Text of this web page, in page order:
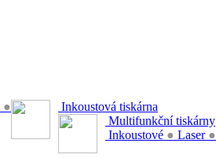
●
Inkoustová tiskárna
Multifunkční tiskárny
Inkoustové ● Laser ●